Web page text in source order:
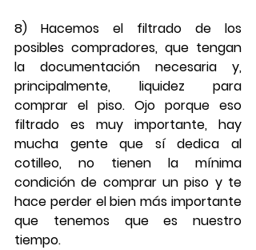
8) Hacemos el filtrado de los
posibles compradores, que tengan
la documentación necesaria y,
principalmente, liquidez para
comprar el piso. Ojo porque eso
filtrado es muy importante, hay
mucha gente que sí dedica al
cotilleo, no tienen la mínima
condición de comprar un piso y te
hace perder el bien más importante
que tenemos que es nuestro
tiempo.